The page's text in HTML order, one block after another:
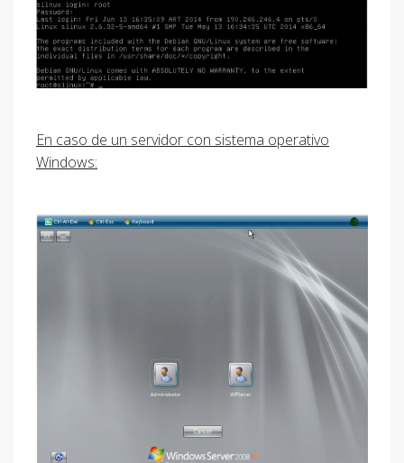
En caso de un servidor con sistema operativo
Windows: